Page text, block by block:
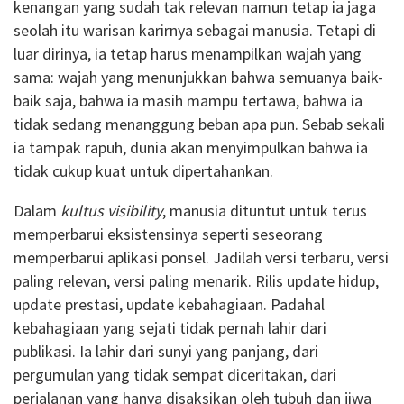
kenangan yang sudah tak relevan namun tetap ia jaga
seolah itu warisan karirnya sebagai manusia. Tetapi di
luar dirinya, ia tetap harus menampilkan wajah yang
sama: wajah yang menunjukkan bahwa semuanya baik-
baik saja, bahwa ia masih mampu tertawa, bahwa ia
tidak sedang menanggung beban apa pun. Sebab sekali
ia tampak rapuh, dunia akan menyimpulkan bahwa ia
tidak cukup kuat untuk dipertahankan.
Dalam kultus visibility, manusia dituntut untuk terus
memperbarui eksistensinya seperti seseorang
memperbarui aplikasi ponsel. Jadilah versi terbaru, versi
paling relevan, versi paling menarik. Rilis update hidup,
update prestasi, update kebahagiaan. Padahal
kebahagiaan yang sejati tidak pernah lahir dari
publikasi. Ia lahir dari sunyi yang panjang, dari
pergumulan yang tidak sempat diceritakan, dari
perjalanan yang hanya disaksikan oleh tubuh dan jiwa